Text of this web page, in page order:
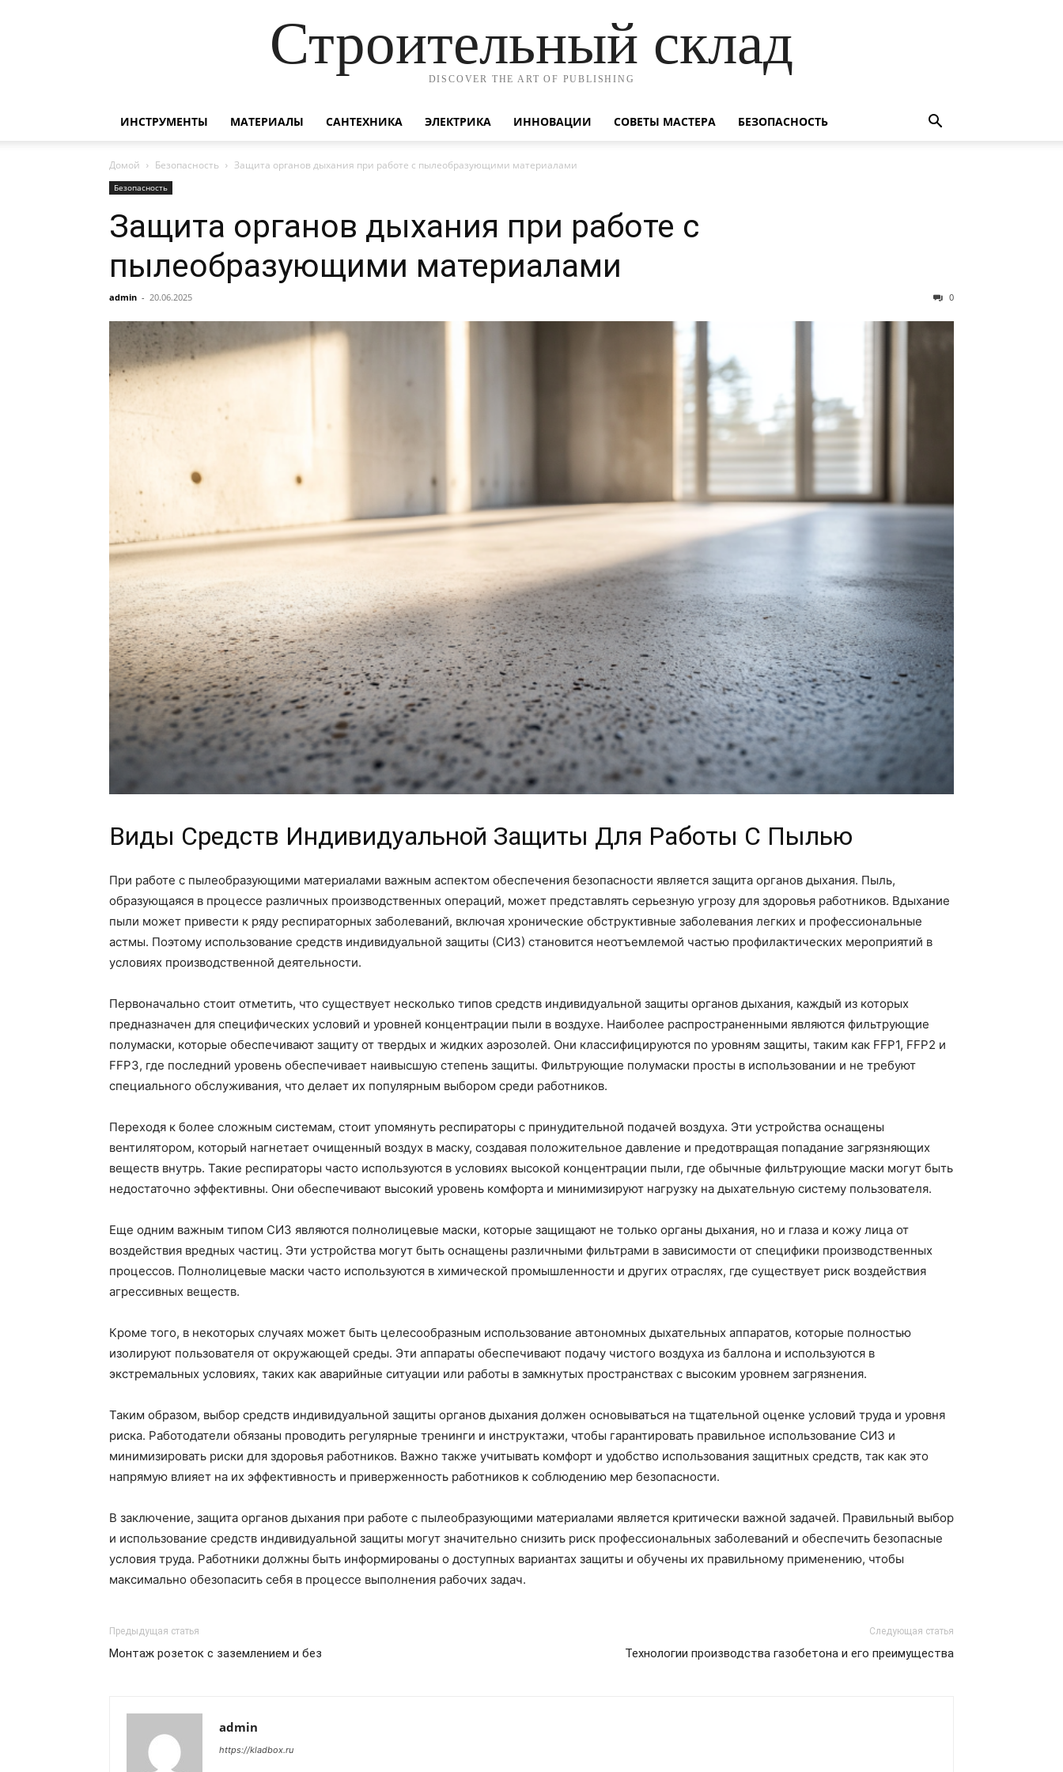
Строительный склад
DISCOVER THE ART OF PUBLISHING
ИНСТРУМЕНТЫ МАТЕРИАЛЫ САНТЕХНИКА ЭЛЕКТРИКА ИННОВАЦИИ СОВЕТЫ МАСТЕРА БЕЗОПАСНОСТЬ
Домой Безопасность Защита органов дыхания при работе с пылеобразующими материалами
Безопасность
Защита органов дыхания при работе с
пылеобразующими материалами
admin - 20.06.2025 0
Виды Средств Индивидуальной Защиты Для Работы С Пылью
При работе с пылеобразующими материалами важным аспектом обеспечения безопасности является защита органов дыхания. Пыль,
образующаяся в процессе различных производственных операций, может представлять серьезную угрозу для здоровья работников. Вдыхание
пыли может привести к ряду респираторных заболеваний, включая хронические обструктивные заболевания легких и профессиональные
астмы. Поэтому использование средств индивидуальной защиты (СИЗ) становится неотъемлемой частью профилактических мероприятий в
условиях производственной деятельности.
Первоначально стоит отметить, что существует несколько типов средств индивидуальной защиты органов дыхания, каждый из которых
предназначен для специфических условий и уровней концентрации пыли в воздухе. Наиболее распространенными являются фильтрующие
полумаски, которые обеспечивают защиту от твердых и жидких аэрозолей. Они классифицируются по уровням защиты, таким как FFP1, FFP2 и
FFP3, где последний уровень обеспечивает наивысшую степень защиты. Фильтрующие полумаски просты в использовании и не требуют
специального обслуживания, что делает их популярным выбором среди работников.
Переходя к более сложным системам, стоит упомянуть респираторы с принудительной подачей воздуха. Эти устройства оснащены
вентилятором, который нагнетает очищенный воздух в маску, создавая положительное давление и предотвращая попадание загрязняющих
веществ внутрь. Такие респираторы часто используются в условиях высокой концентрации пыли, где обычные фильтрующие маски могут быть
недостаточно эффективны. Они обеспечивают высокий уровень комфорта и минимизируют нагрузку на дыхательную систему пользователя.
Еще одним важным типом СИЗ являются полнолицевые маски, которые защищают не только органы дыхания, но и глаза и кожу лица от
воздействия вредных частиц. Эти устройства могут быть оснащены различными фильтрами в зависимости от специфики производственных
процессов. Полнолицевые маски часто используются в химической промышленности и других отраслях, где существует риск воздействия
агрессивных веществ.
Кроме того, в некоторых случаях может быть целесообразным использование автономных дыхательных аппаратов, которые полностью
изолируют пользователя от окружающей среды. Эти аппараты обеспечивают подачу чистого воздуха из баллона и используются в
экстремальных условиях, таких как аварийные ситуации или работы в замкнутых пространствах с высоким уровнем загрязнения.
Таким образом, выбор средств индивидуальной защиты органов дыхания должен основываться на тщательной оценке условий труда и уровня
риска. Работодатели обязаны проводить регулярные тренинги и инструктажи, чтобы гарантировать правильное использование СИЗ и
минимизировать риски для здоровья работников. Важно также учитывать комфорт и удобство использования защитных средств, так как это
напрямую влияет на их эффективность и приверженность работников к соблюдению мер безопасности.
В заключение, защита органов дыхания при работе с пылеобразующими материалами является критически важной задачей. Правильный выбор
и использование средств индивидуальной защиты могут значительно снизить риск профессиональных заболеваний и обеспечить безопасные
условия труда. Работники должны быть информированы о доступных вариантах защиты и обучены их правильному применению, чтобы
максимально обезопасить себя в процессе выполнения рабочих задач.
Предыдущая статья
Монтаж розеток с заземлением и без
Следующая статья
Технологии производства газобетона и его преимущества
admin
https://kladbox.ru